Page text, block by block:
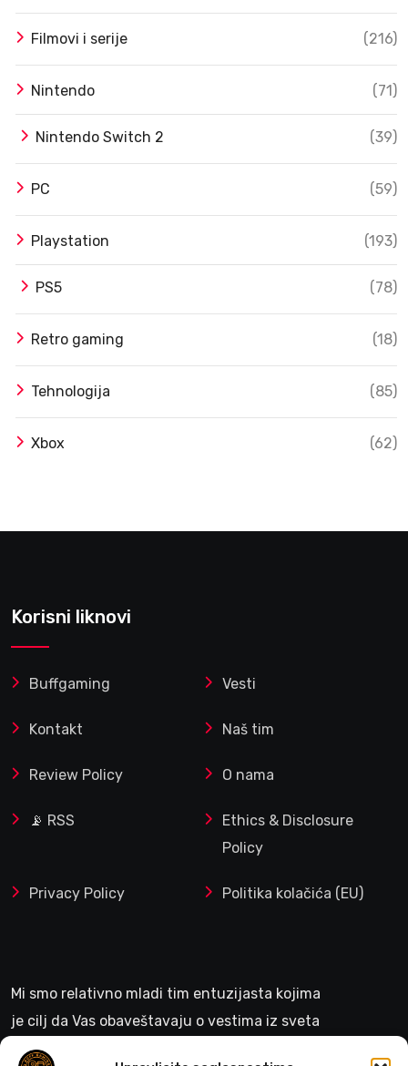
Filmovi i serije (216)
Nintendo (71)
Nintendo Switch 2 (39)
PC (59)
Playstation (193)
PS5 (78)
Retro gaming (18)
Tehnologija (85)
Xbox (62)
Korisni liknovi
Buffgaming Vesti
Kontakt Naš tim
Review Policy O nama
📡 RSS
Ethics & Disclosure
Policy
Privacy Policy Politika kolačića (EU)
Mi smo relativno mladi tim entuzijasta kojima
je cilj da Vas obaveštavaju o vestima iz sveta
gejminga